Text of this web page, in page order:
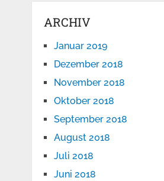
ARCHIV
Januar 2019
Dezember 2018
November 2018
Oktober 2018
September 2018
August 2018
Juli 2018
Juni 2018